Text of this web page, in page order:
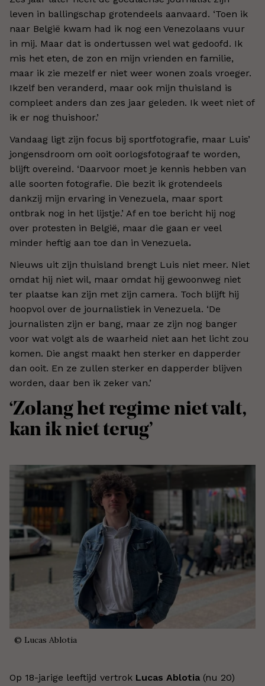
leven in ballingschap grotendeels aanvaard. ‘Toen ik
naar België kwam had ik nog een Venezolaans vuur
in mij. Maar dat is ondertussen wel wat gedoofd. Ik
mis het eten, de zon en mijn vrienden en familie,
maar ik zie mezelf er niet weer wonen zoals vroeger.
Ikzelf ben veranderd, maar ook mijn thuisland is
compleet anders dan zes jaar geleden. Ik weet niet of
ik er nog thuishoor.’
Vandaag ligt zijn focus bij sportfotografie, maar Luis’
jongensdroom om ooit oorlogsfotograaf te worden,
blijft overeind. ‘Daarvoor moet je kennis hebben van
alle soorten fotografie. Die bezit ik grotendeels
dankzij mijn ervaring in Venezuela, maar sport
ontbrak nog in het lijstje.’ Af en toe bericht hij nog
over protesten in België, maar die gaan er veel
minder heftig aan toe dan in Venezuela.
Nieuws uit zijn thuisland brengt Luis niet meer. Niet
omdat hij niet wil, maar omdat hij gewoonweg niet
ter plaatse kan zijn met zijn camera. Toch blijft hij
hoopvol over de journalistiek in Venezuela. ‘De
journalisten zijn er bang, maar ze zijn nog banger
voor wat volgt als de waarheid niet aan het licht zou
komen. Die angst maakt hen sterker en dapperder
dan ooit. En ze zullen sterker en dapperder blijven
worden, daar ben ik zeker van.’
‘Zolang het regime niet valt,
kan ik niet terug’
© Lucas Ablotia
Op 18-jarige leeftijd vertrok Lucas Ablotia (nu 20)